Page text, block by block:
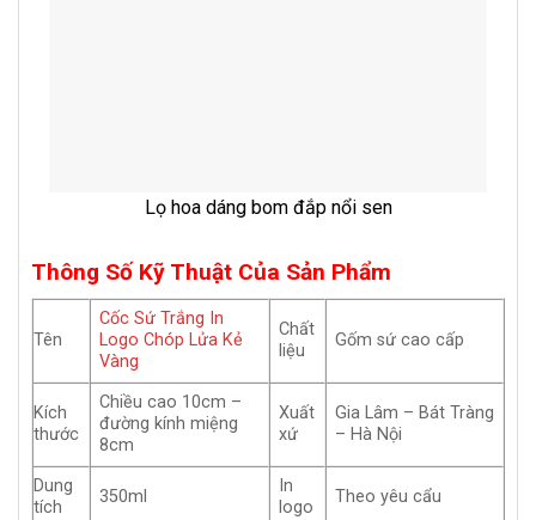
Lọ hoa dáng bom đắp nổi sen
Thông Số Kỹ Thuật Của Sản Phẩm
Tên
Cốc Sứ Trắng In
Logo Chóp Lửa Kẻ
Vàng
Chất
liệu
Gốm sứ cao cấp
Kích
thước
Chiều cao 10cm –
đường kính miệng
8cm
Xuất
xứ
Gia Lâm – Bát Tràng
– Hà Nội
Dung
tích
350ml
In
logo
Theo yêu cẩu